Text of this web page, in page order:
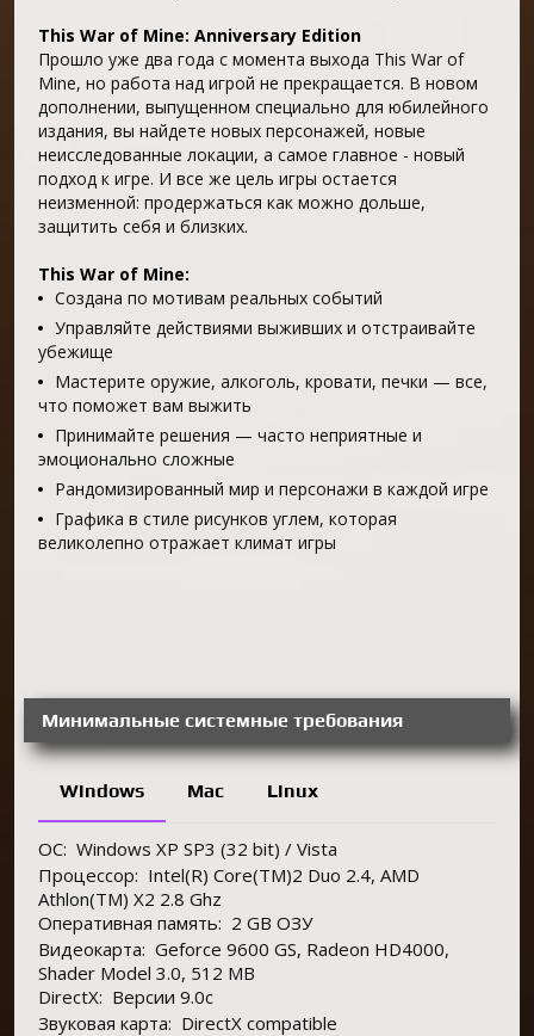
This War of Mine: Anniversary Edition
Прошло уже два года с момента выхода This War of
Mine, но работа над игрой не прекращается. В новом
дополнении, выпущенном специально для юбилейного
издания, вы найдете новых персонажей, новые
неисследованные локации, а самое главное - новый
подход к игре. И все же цель игры остается
неизменной: продержаться как можно дольше,
защитить себя и близких.
This War of Mine:
Создана по мотивам реальных событий
Управляйте действиями выживших и отстраивайте
убежище
Мастерите оружие, алкоголь, кровати, печки — все,
что поможет вам выжить
Принимайте решения — часто неприятные и
эмоционально сложные
Рандомизированный мир и персонажи в каждой игре
Графика в стиле рисунков углем, которая
великолепно отражает климат игры
Минимальные системные требования
Windows Mac Linux
ОС: Windows XP SP3 (32 bit) / Vista
Процессор: Intel(R) Core(TM)2 Duo 2.4, AMD
Athlon(TM) X2 2.8 Ghz
Оперативная память: 2 GB ОЗУ
Видеокарта: Geforce 9600 GS, Radeon HD4000,
Shader Model 3.0, 512 MB
DirectX: Версии 9.0c
Звуковая карта: DirectX compatible